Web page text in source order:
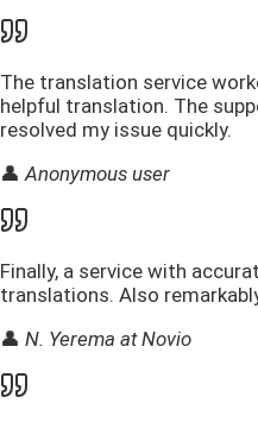
The translation service
helpful translation. The
resolved my issue quickly.
👤 Anonymous user
Finally, a service with
translations. Also
👤 N. Yerema at Novio